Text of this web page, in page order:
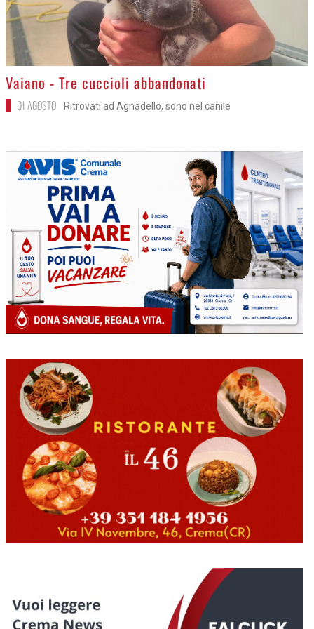
>
Vaiano - Tre cuccioli abbandonati
01 AGOSTO Ritrovati ad Agnadello, sono nel canile